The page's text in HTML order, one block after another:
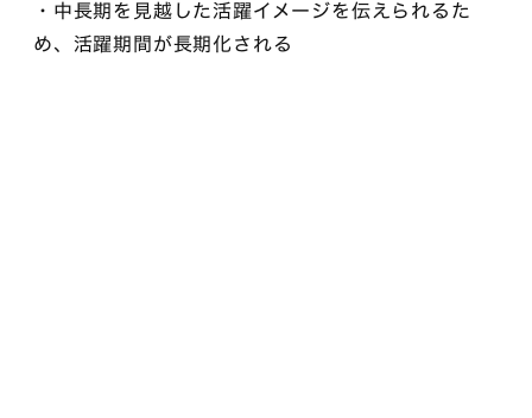
・中長期を見越した活躍イメージを伝えられるた
め、活躍期間が長期化される